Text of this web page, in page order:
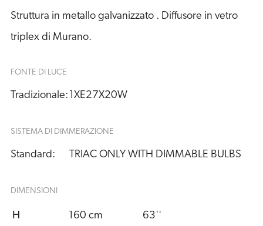
Struttura in metallo galvanizzato . Diffusore in vetro
triplex di Murano.
FONTE DI LUCE
Tradizionale: 1XE27X20W
SISTEMA DI DIMMERAZIONE
Standard: TRIAC ONLY WITH DIMMABLE BULBS
DIMENSIONI
H 160 cm 63''